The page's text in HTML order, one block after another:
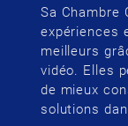
Sa Chambre
expériences
meilleurs
vidéo. Elles
de mieux
solutions